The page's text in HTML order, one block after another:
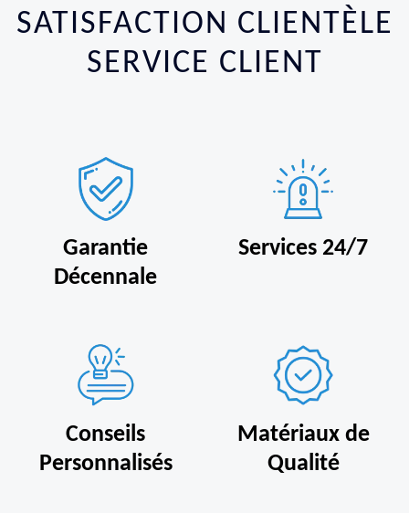
SATISFACTION CLIENTÈLE
SERVICE CLIENT
Garantie
Décennale
Services 24/7
Conseils
Personnalisés
Matériaux de
Qualité